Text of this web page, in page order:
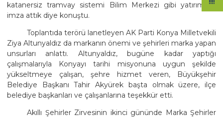
katanersiz tramvay sistemi Bilim Merkezi gibi yatırımlara
imza attık diye konuştu.
Toplantıda terörü lanetleyen AK Parti Konya Milletvekili
Ziya Altunyaldız da markanın önemi ve şehirleri marka yapan
unsurları anlattı. Altunyaldız, bugüne kadar yaptığı
çalışmalarıyla Konyayı tarihi misyonuna uygun şekilde
yükseltmeye çalışan, şehre hizmet veren, Büyükşehir
Belediye Başkanı Tahir Akyürek başta olmak üzere, ilçe
belediye başkanları ve çalışanlarına teşekkür etti.
Akıllı Şehirler Zirvesinin ikinci gününde Marka Şehirler